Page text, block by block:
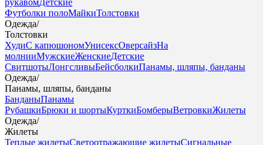
рукавомДетские
Футболки полоМайкиТолстовки
Одежда/
Толстовки
ХудиС капюшономУнисексОверсайзНа
молнииМужскиеЖенскиеДетские
СвитшотыЛонгсливыБейсболкиПанамы, шляпы, банданы
Одежда/
Панамы, шляпы, банданы
БанданыПанамы
РубашкиБрюки и шортыКурткиБомберыВетровкиЖилеты
Одежда/
Жилеты
Теплые жилетыСветоотражающие жилетыСигнальные